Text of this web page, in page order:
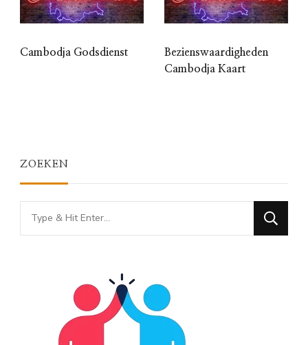
Cambodja Godsdienst
Bezienswaardigheden
Cambodja Kaart
ZOEKEN
Looking
for